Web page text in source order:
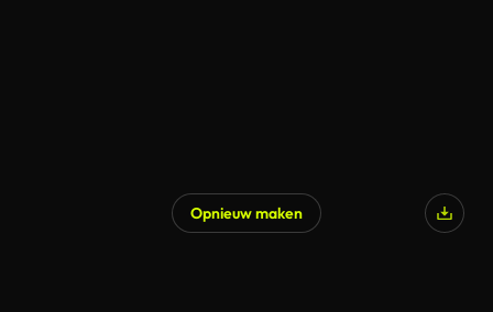
Opnieuw maken